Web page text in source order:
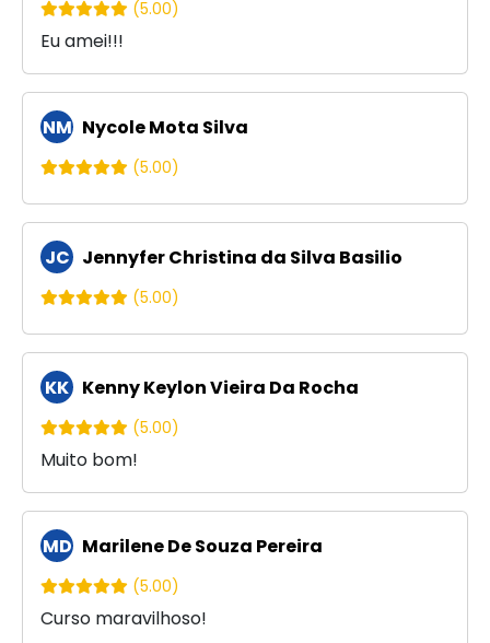
(5.00)
Eu amei!!!
NM Nycole Mota Silva
(5.00)
JC Jennyfer Christina da Silva Basilio
(5.00)
KK Kenny Keylon Vieira Da Rocha
(5.00)
Muito bom!
MD Marilene De Souza Pereira
(5.00)
Curso maravilhoso!